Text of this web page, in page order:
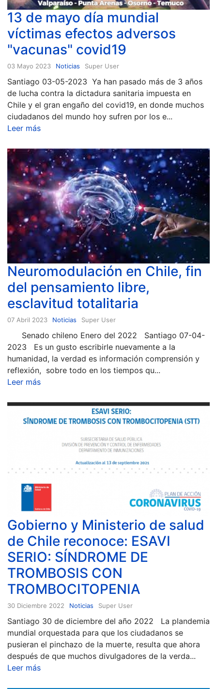
13 de mayo día mundial
víctimas efectos adversos
"vacunas" covid19
03 Mayo 2023 Noticias Super User
Santiago 03-05-2023 Ya han pasado más de 3 años
de lucha contra la dictadura sanitaria impuesta en
Chile y el gran engaño del covid19, en donde muchos
ciudadanos del mundo hoy sufren por los e...
Leer más
Neuromodulación en Chile, fin
del pensamiento libre,
esclavitud totalitaria
07 Abril 2023 Noticias Super User
Senado chileno Enero del 2022 Santiago 07-04-
2023 Es un gusto escribirle nuevamente a la
humanidad, la verdad es información comprensión y
reflexión, sobre todo en los tiempos qu...
Leer más
Gobierno y Ministerio de salud
de Chile reconoce: ESAVI
SERIO: SÍNDROME DE
TROMBOSIS CON
TROMBOCITOPENIA
30 Diciembre 2022 Noticias Super User
Santiago 30 de diciembre del año 2022 La plandemia
mundial orquestada para que los ciudadanos se
pusieran el pinchazo de la muerte, resulta que ahora
después de que muchos divulgadores de la verda...
Leer más